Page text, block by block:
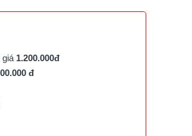
giá 1.200.000đ
đ